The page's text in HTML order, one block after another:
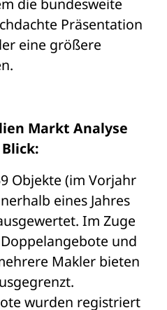
Präsentation
eine größere
Markt Analyse
Objekte (im Vorjahr
eines Jahres
Im Zuge
und
Makler bieten
wurden registriert